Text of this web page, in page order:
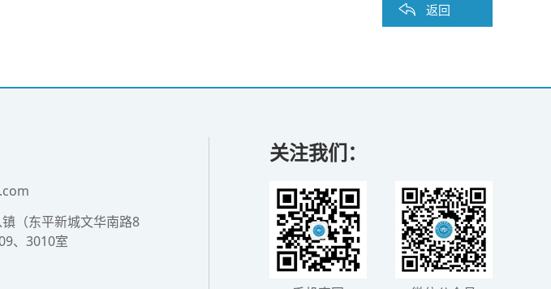
返回
（东平新城文华南路8
、3010室
关注我们：